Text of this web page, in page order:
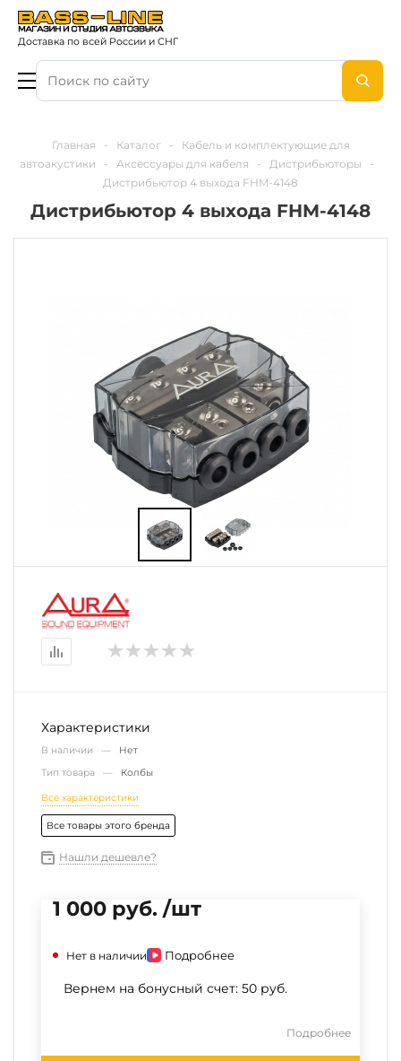
Доставка по всей России и СНГ
Главная - Каталог -
Кабель и комплектующие для
автоакустики
- Аксессуары для кабеля - Дистрибьюторы
-
Дистрибьютор 4 выхода FHM-4148
Дистрибьютор 4 выхода FHM-4148
Характеристики
В наличии — Нет
Тип товара — Колбы
Все характеристики
Все товары этого бренда
Нашли дешевле?
1 000 руб. /шт
Нет в наличии Подробнее
Вернем на бонусный счет: 50 руб.
Подробнее